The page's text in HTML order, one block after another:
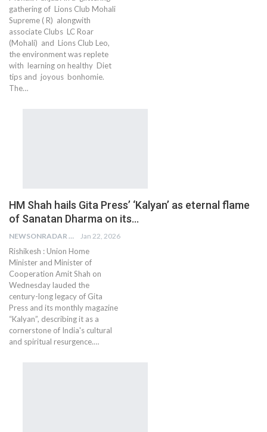
gathering of Lions Club Mohali
Supreme ( R) alongwith
associate Clubs LC Roar
(Mohali) and Lions Club Leo,
the environment was replete
with learning on healthy Diet
tips and joyous bonhomie.
The…
HM Shah hails Gita Press’ ‘Kalyan’ as eternal flame
of Sanatan Dharma on its…
NEWSONRADAR BUREAU Jan 22, 2026
Rishikesh : Union Home
Minister and Minister of
Cooperation Amit Shah on
Wednesday lauded the
century-long legacy of Gita
Press and its monthly magazine
“Kalyan”, describing it as a
cornerstone of India's cultural
and spiritual resurgence.…